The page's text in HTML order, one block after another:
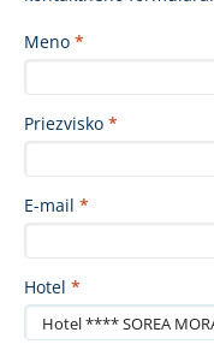
Meno *
Priezvisko *
E-mail *
Hotel *